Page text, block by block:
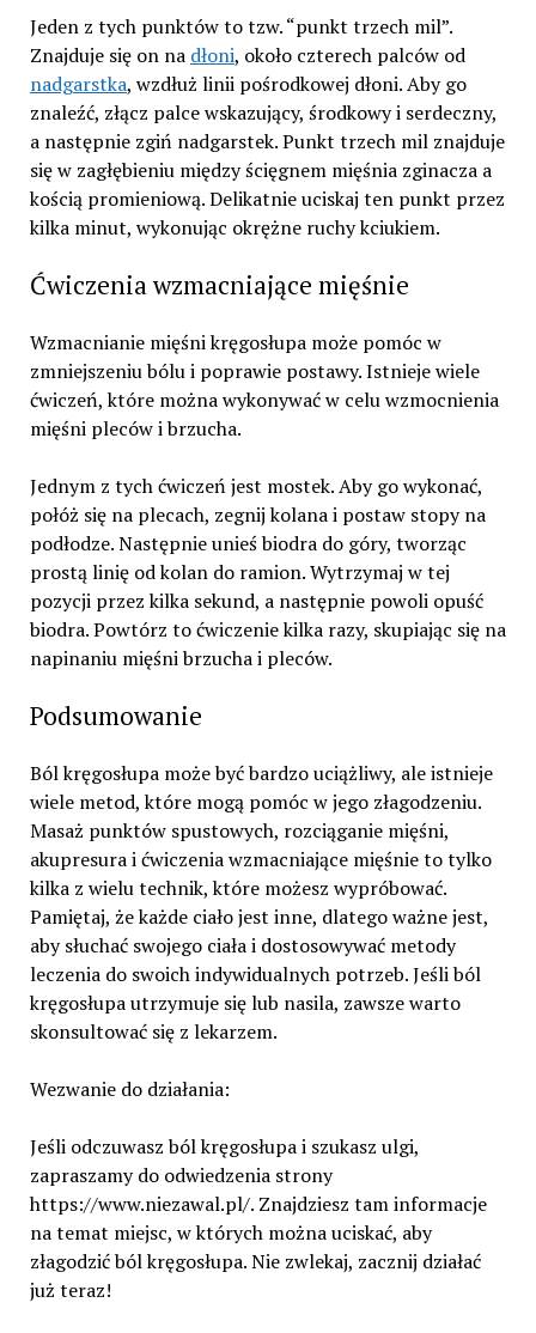
Jeden z tych punktów to tzw. “punkt trzech mil”.
Znajduje się on na dłoni, około czterech palców od
nadgarstka, wzdłuż linii pośrodkowej dłoni. Aby go
znaleźć, złącz palce wskazujący, środkowy i serdeczny,
a następnie zgiń nadgarstek. Punkt trzech mil znajduje
się w zagłębieniu między ścięgnem mięśnia zginacza a
kością promieniową. Delikatnie uciskaj ten punkt przez
kilka minut, wykonując okrężne ruchy kciukiem.
Ćwiczenia wzmacniające mięśnie
Wzmacnianie mięśni kręgosłupa może pomóc w
zmniejszeniu bólu i poprawie postawy. Istnieje wiele
ćwiczeń, które można wykonywać w celu wzmocnienia
mięśni pleców i brzucha.
Jednym z tych ćwiczeń jest mostek. Aby go wykonać,
połóż się na plecach, zegnij kolana i postaw stopy na
podłodze. Następnie unieś biodra do góry, tworząc
prostą linię od kolan do ramion. Wytrzymaj w tej
pozycji przez kilka sekund, a następnie powoli opuść
biodra. Powtórz to ćwiczenie kilka razy, skupiając się na
napinaniu mięśni brzucha i pleców.
Podsumowanie
Ból kręgosłupa może być bardzo uciążliwy, ale istnieje
wiele metod, które mogą pomóc w jego złagodzeniu.
Masaż punktów spustowych, rozciąganie mięśni,
akupresura i ćwiczenia wzmacniające mięśnie to tylko
kilka z wielu technik, które możesz wypróbować.
Pamiętaj, że każde ciało jest inne, dlatego ważne jest,
aby słuchać swojego ciała i dostosowywać metody
leczenia do swoich indywidualnych potrzeb. Jeśli ból
kręgosłupa utrzymuje się lub nasila, zawsze warto
skonsultować się z lekarzem.
Wezwanie do działania:
Jeśli odczuwasz ból kręgosłupa i szukasz ulgi,
zapraszamy do odwiedzenia strony
https://www.niezawal.pl/. Znajdziesz tam informacje
na temat miejsc, w których można uciskać, aby
złagodzić ból kręgosłupa. Nie zwlekaj, zacznij działać
już teraz!